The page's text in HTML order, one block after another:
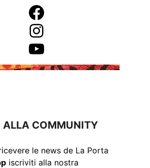
Facebook
Instagram
YouTube
ALLA COMMUNITY
le news de La Porta
iscriviti alla nostra